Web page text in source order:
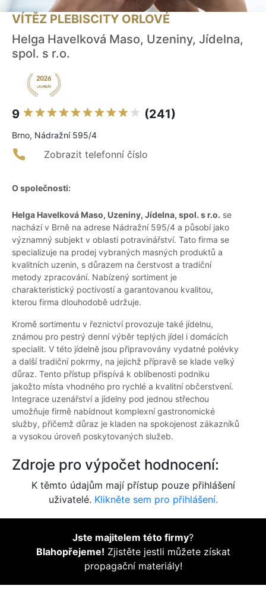
VÍTĚZ PLEBISCITY ORLOVÉ
Helga Havelková Maso, Uzeniny, Jídelna,
spol. s r.o.
9 (241)
Brno, Nádražní 595/4
Zobrazit telefonní číslo
O společnosti:
Helga Havelková Maso, Uzeniny, Jídelna, spol. s r.o. se
nachází v Brně na adrese Nádražní 595/4 a působí jako
významný subjekt v oblasti potravinářství. Tato firma se
specializuje na prodej vybraných masných produktů a
kvalitních uzenin, s důrazem na čerstvost a tradiční
metody zpracování. Nabízený sortiment je
charakteristický poctivostí a garantovanou kvalitou,
kterou firma dlouhodobě udržuje.
Kromě sortimentu v řeznictví provozuje také jídelnu,
známou pro pestrý denní výběr teplých jídel i domácích
specialit. V této jídelně jsou připravovány vydatné polévky
a další tradiční pokrmy, na jejichž přípravě se klade velký
důraz. Tento přístup přispívá k oblíbenosti podniku
jakožto místa vhodného pro rychlé a kvalitní občerstvení.
Integrace uzenářství a jídelny pod jednou střechou
umožňuje firmě nabídnout komplexní gastronomické
služby, přičemž důraz je kladen na spokojenost zákazníků
a vysokou úroveň poskytovaných služeb.
Zdroje pro výpočet hodnocení:
K těmto údajům mají přístup pouze přihlášení
uživatelé. Klikněte sem pro přihlášení.
Jste majitelem této firmy?
Blahopřejeme! Zjistěte jestli můžete získat
propagační materiály!